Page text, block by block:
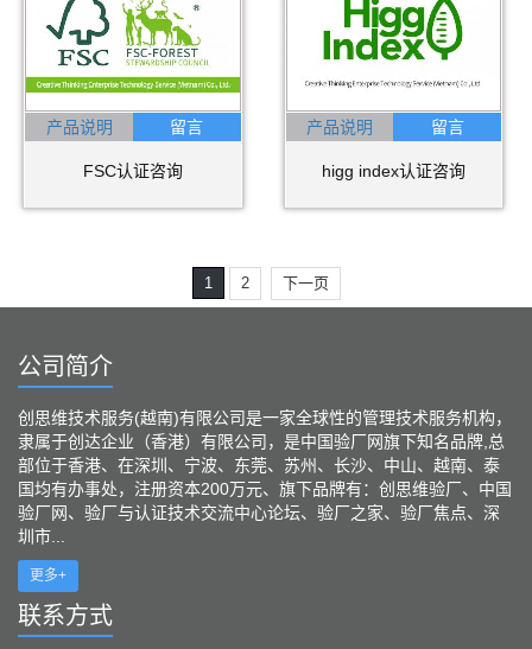
产品说明
FSC认证咨询
产品说明
higg index认证咨询
1 2 下一页
公司简介
创思维技术服务(越南)有限公司是一家全球性的管理技术服务机构，
隶属于创达企业（香港）有限公司，是中国验厂网旗下知名品牌,总
部位于香港、在深圳、宁波、东莞、苏州、长沙、中山、越南、泰
国均有办事处，注册资本200万元、旗下品牌有：创思维验厂、中国
验厂网、验厂与认证技术交流中心论坛、验厂之家、验厂焦点、深
圳市...
更多+
联系方式